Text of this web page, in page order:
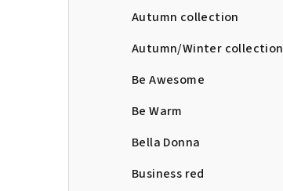
Autumn collection
Autumn/Winter collection
Be Awesome
Be Warm
Bella Donna
Business red